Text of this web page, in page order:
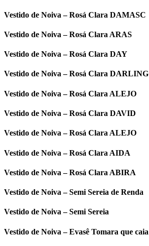
Vestido de Noiva – Rosá Clara DAMASC
Vestido de Noiva – Rosá Clara ARAS
Vestido de Noiva – Rosá Clara DAY
Vestido de Noiva – Rosá Clara DARLING
Vestido de Noiva – Rosá Clara ALEJO
Vestido de Noiva – Rosá Clara DAVID
Vestido de Noiva – Rosá Clara ALEJO
Vestido de Noiva – Rosá Clara AIDA
Vestido de Noiva – Rosá Clara ABIRA
Vestido de Noiva – Semi Sereia de Renda
Vestido de Noiva – Semi Sereia
Vestido de Noiva – Evasê Tomara que caia